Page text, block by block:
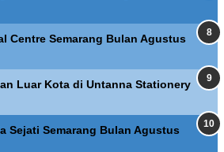
Centre Semarang Bulan Agustus
Luar Kota di Untanna Stationery
Sejati Semarang Bulan Agustus